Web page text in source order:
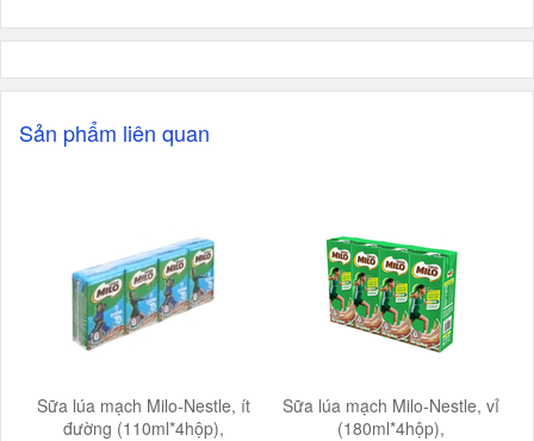
Sản phẩm liên quan
Sữa lúa mạch Milo-Nestle, ít
đường (110ml*4hộp),
Sữa lúa mạch Milo-Nestle, vỉ
(180ml*4hộp),